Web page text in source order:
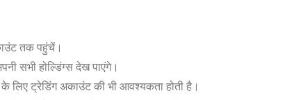
तक पहुंचें।
सभी होल्डिंग्स देख पाएंगे।
ट्रेडिंग अकाउंट की भी आवश्यकता होती है।